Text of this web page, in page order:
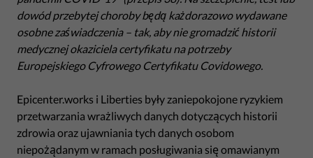
dowód przebytej choroby będą każdorazowo wydawane
osobne zaświadczenia – tak, aby nie gromadzić historii
medycznej okaziciela certyfikatu na potrzeby
Europejskiego Cyfrowego Certyfikatu Covidowego.
Epicenter.works i Liberties były zaniepokojone ryzykiem
przetwarzania wrażliwych danych dotyczących historii
zdrowia oraz ujawniania tych danych osobom
niepożądanym w ramach posługiwania się omawianym